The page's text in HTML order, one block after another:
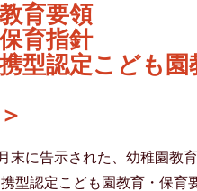
育要領
育指針
型認定こども園
末に告示された、幼稚園教
型認定こども園教育・保育